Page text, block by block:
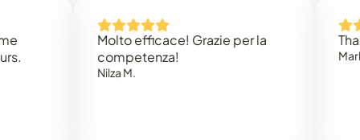
Molto efficace! Grazie per la
competenza!
Thank